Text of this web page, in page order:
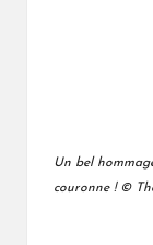
Un bel
couronne ! ©